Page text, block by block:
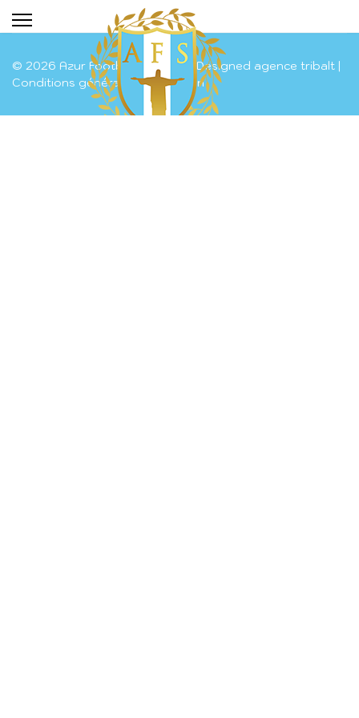
Azur Football
Scouting
Espace Joueurs
© 2026 Azur Football Scouting. Designed agence tribalt |
Conditions générales d'utilisation